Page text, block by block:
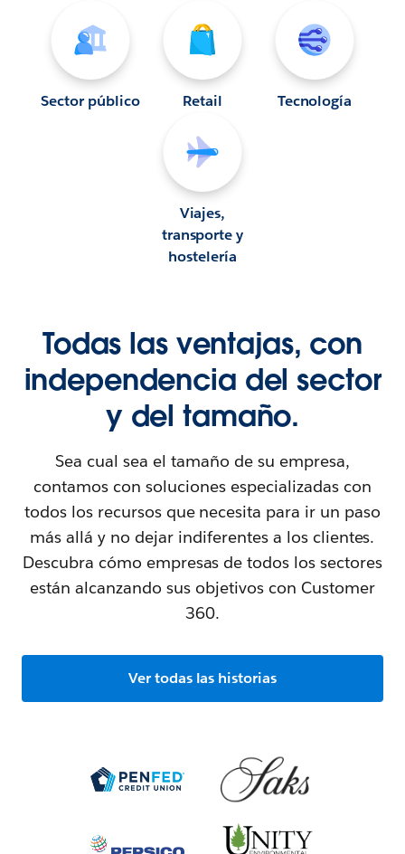
Sector público Retail Tecnología
Viajes,
transporte y
hostelería
Todas las ventajas, con
independencia del sector
y del tamaño.
Sea cual sea el tamaño de su empresa,
contamos con soluciones especializadas con
todos los recursos que necesita para ir un paso
más allá y no dejar indiferentes a los clientes.
Descubra cómo empresas de todos los sectores
están alcanzando sus objetivos con Customer
360.
Ver todas las historias